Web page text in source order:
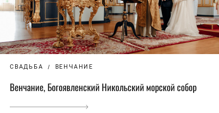
СВАДЬБА ВЕНЧАНИЕ
Венчание, Богоявленский Никольский морской собор